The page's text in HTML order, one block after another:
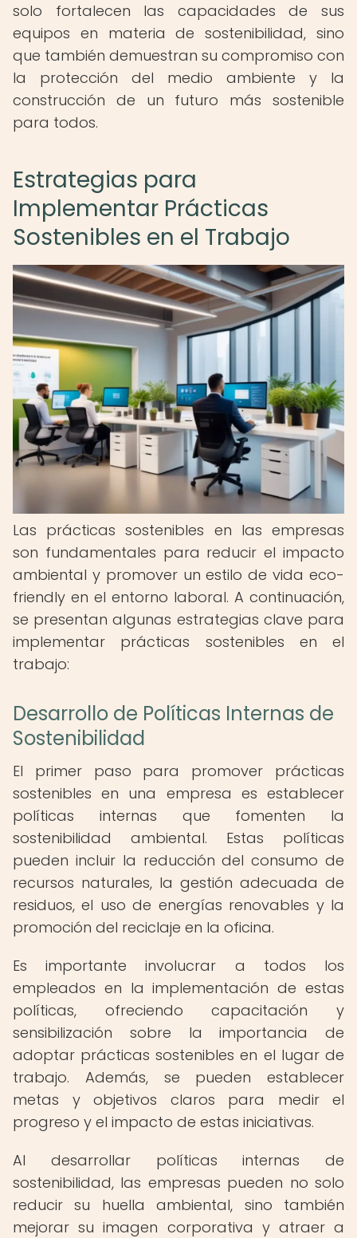
solo fortalecen las capacidades de sus
equipos en materia de sostenibilidad, sino
que también demuestran su compromiso con
la protección del medio ambiente y la
construcción de un futuro más sostenible
para todos.
Estrategias para
Implementar Prácticas
Sostenibles en el Trabajo
Las prácticas sostenibles en las empresas
son fundamentales para reducir el impacto
ambiental y promover un estilo de vida eco-
friendly en el entorno laboral. A continuación,
se presentan algunas estrategias clave para
implementar prácticas sostenibles en el
trabajo:
Desarrollo de Políticas Internas de
Sostenibilidad
El primer paso para promover prácticas
sostenibles en una empresa es establecer
políticas internas que fomenten la
sostenibilidad ambiental. Estas políticas
pueden incluir la reducción del consumo de
recursos naturales, la gestión adecuada de
residuos, el uso de energías renovables y la
promoción del reciclaje en la oficina.
Es importante involucrar a todos los
empleados en la implementación de estas
políticas, ofreciendo capacitación y
sensibilización sobre la importancia de
adoptar prácticas sostenibles en el lugar de
trabajo. Además, se pueden establecer
metas y objetivos claros para medir el
progreso y el impacto de estas iniciativas.
Al desarrollar políticas internas de
sostenibilidad, las empresas pueden no solo
reducir su huella ambiental, sino también
mejorar su imagen corporativa y atraer a